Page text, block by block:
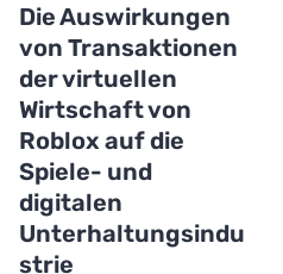
Die Auswirkungen
von Transaktionen
der virtuellen
Wirtschaft von
Roblox auf die
Spiele- und
digitalen
Unterhaltungsindu
strie